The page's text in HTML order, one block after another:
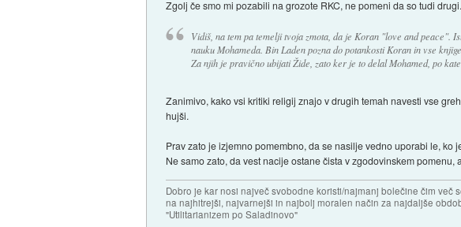
Zgolj če smo mi pozabili na grozote RKC, ne pomeni da so tudi drugi.
Vidiš, na tem pa temelji tvoja zmota, da je Koran "love and peace".
nauku Mohameda. Bin Laden pozna do potankosti Koran in vse
Za njih je pravično ubijati Žide, zato ker je to delal Mohamed, po
Zanimivo, kako vsi kritiki religij znajo v drugih temah navesti vse
hujši.
Prav zato je izjemno pomembno, da se nasilje vedno uporabi le, ko
Ne samo zato, da vest nacije ostane čista v zgodovinskem
Dobro je kar nosi največ svobodne koristi/najmanj bolečine čim več
na najhitrejši, najvarnejši in najbolj moralen način za najdaljše
"Utilitarianizem po Saladinovo"